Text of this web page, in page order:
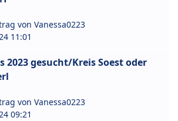
von Vanessa0223
11:01
2023 gesucht/Kreis Soest oder
von Vanessa0223
09:21